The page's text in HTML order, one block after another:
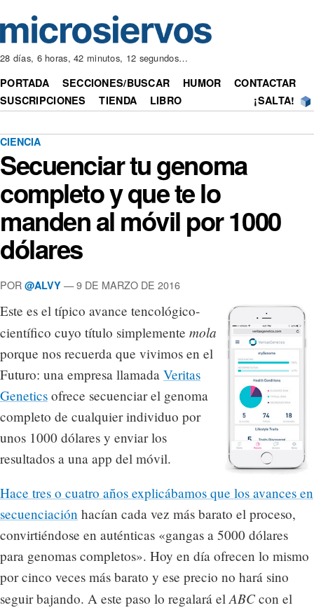
28 días, 6 horas, 42 minutos, 12 segundos…
PORTADA SECCIONES/BUSCAR HUMOR
CONTACTAR
SUSCRIPCIONES
TIENDA LIBRO ¡SALTA!
CIENCIA
Secuenciar tu genoma
completo y que te lo
manden al móvil por 1000
dólares
POR @ALVY — 9 DE MARZO DE 2016
Este es el típico avance tencológico-
científico cuyo título simplemente mola
porque nos recuerda que vivimos en el
Futuro: una empresa llamada Veritas
Genetics ofrece secuenciar el genoma
completo de cualquier individuo por
unos 1000 dólares y enviar los
resultados a una app del móvil.
Hace tres o cuatro años explicábamos que los avances en
secuenciación hacían cada vez más barato el proceso,
convirtiéndose en auténticas «gangas a 5000 dólares
para genomas completos». Hoy en día ofrecen lo mismo
por cinco veces más barato y ese precio no hará sino
seguir bajando. A este paso lo regalará elABC con el